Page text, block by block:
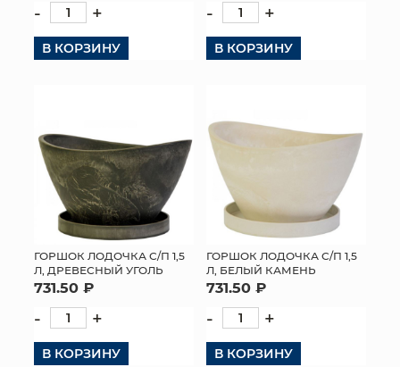
- +
В КОРЗИНУ
- +
В КОРЗИНУ
ГОРШОК ЛОДОЧКА С/П 1,5
Л, ДРЕВЕСНЫЙ УГОЛЬ
731.50 ₽
- +
В КОРЗИНУ
ГОРШОК ЛОДОЧКА С/П 1,5
Л, БЕЛЫЙ КАМЕНЬ
731.50 ₽
- +
В КОРЗИНУ